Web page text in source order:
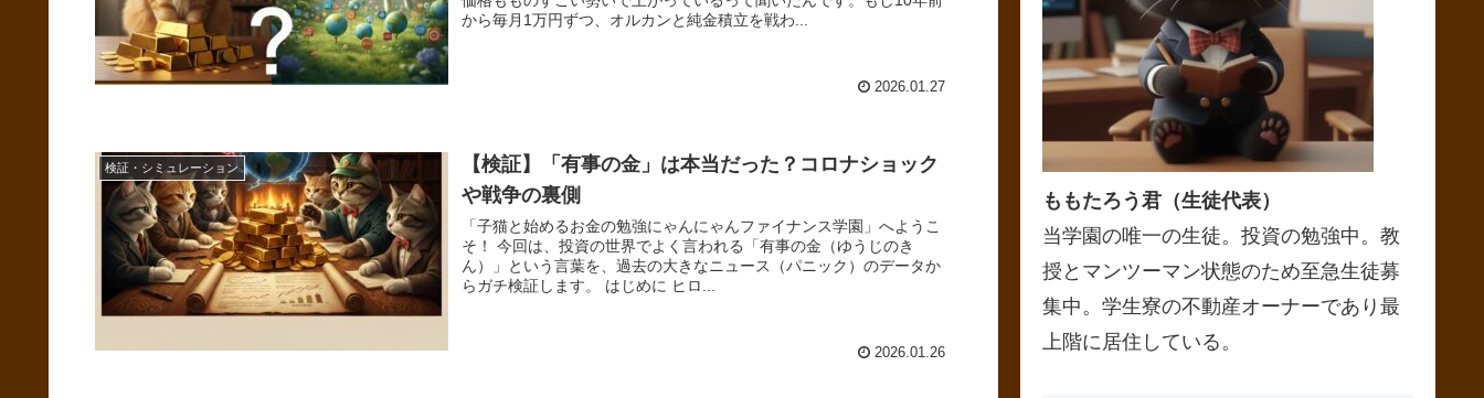
から毎月1万円ずつ、オルカンと純金積立を戦わ...
2026.01.27
検証・シミュレーション
【検証】「有事の金」は本当だった？コロナショック
や戦争の裏側
「子猫と始めるお金の勉強にゃんにゃんファイナンス学園」へようこ
そ！ 今回は、投資の世界でよく言われる「有事の金（ゆうじのき
ん）」という言葉を、過去の大きなニュース（パニック）のデータか
らガチ検証します。 はじめに ヒロ...
2026.01.26
ももたろう君（生徒代表）
当学園の唯一の生徒。投資の勉強中。教
授とマンツーマン状態のため至急生徒募
集中。学生寮の不動産オーナーであり最
上階に居住している。